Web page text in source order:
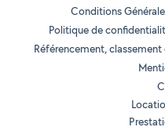
Conditions
Politique de
Référencement,